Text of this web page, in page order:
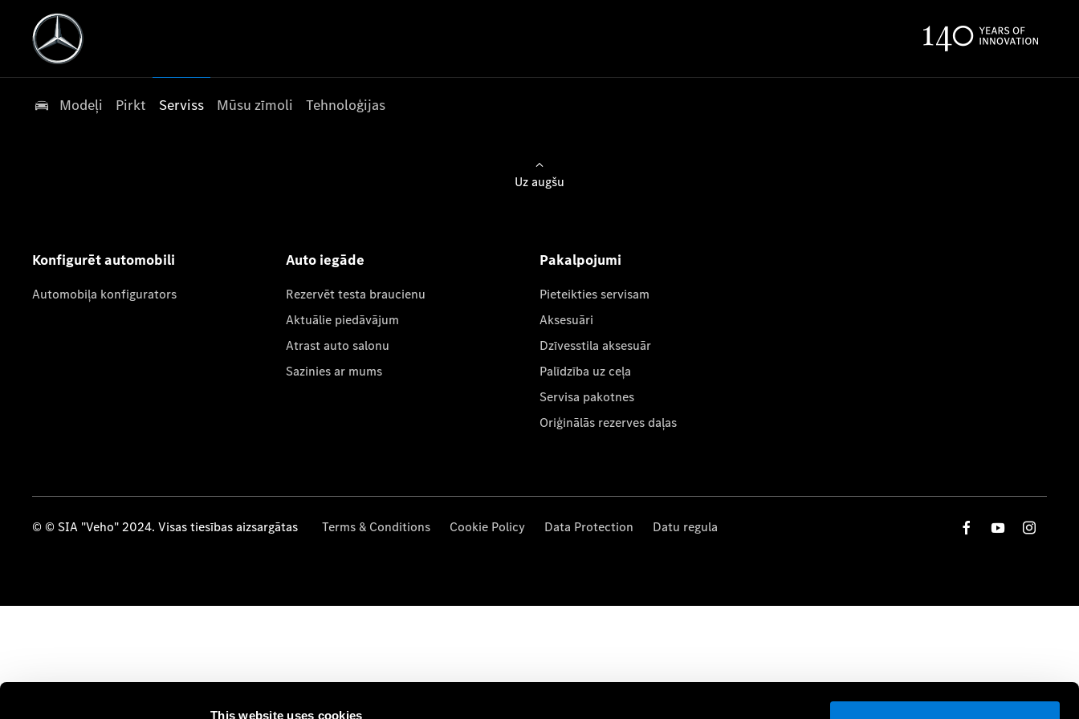
This website uses cookies
Modeļi Pirkt Serviss Mūsu zīmoli Tehnoloģijas
Uz augšu
Konfigurēt automobili
Automobiļa konfigurators
Auto iegāde
Rezervēt testa braucienu
Aktuālie piedāvājum
Atrast auto salonu
Sazinies ar mums
Pakalpojumi
Pieteikties servisam
Aksesuāri
Dzīvesstila aksesuār
Palīdzība uz ceļa
Servisa pakotnes
Oriģinālās rezerves daļas
© © SIA "Veho" 2024. Visas tiesības aizsargātas Terms & Conditions Cookie Policy Data Protection Datu regula